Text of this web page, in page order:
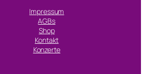
Impressum
AGBs
Shop
Kontakt
Konzerte